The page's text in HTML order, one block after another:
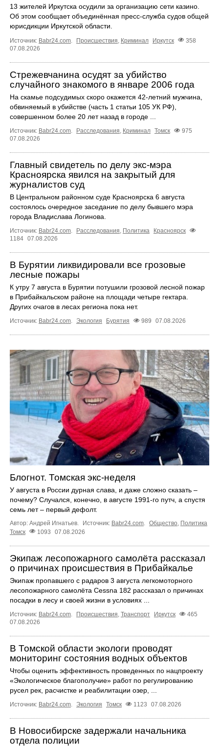
13 жителей Иркутска осудили за организацию сети казино.
Об этом сообщает объединённая пресс‑служба судов общей
юрисдикции Иркутской области.
Источник: Babr24.com Происшествия Криминал Иркутск
358
07.08.2026
Стрежевчанина осудят за убийство
случайного знакомого в январе 2006 года
На скамье подсудимых скоро окажется 42-летний мужчина,
обвиняемый в убийстве (часть 1 статьи 105 УК РФ),
совершенном более 20 лет назад в городе ...
Источник: Babr24.com Расследования Криминал Томск
975
07.08.2026
Главный свидетель по делу экс-мэра
Красноярска явился на закрытый для
журналистов суд
В Центральном районном суде Красноярска 6 августа
состоялось очередное заседание по делу бывшего мэра
города Владислава Логинова.
Источник: Babr24.com Расследования Политика
Красноярск
1184 07.08.2026
В Бурятии ликвидировали все грозовые
лесные пожары
К утру 7 августа в Бурятии потушили грозовой лесной пожар
в Прибайкальском районе на площади четыре гектара.
Других очагов в лесах региона пока нет.
Источник: Babr24.com. Экология Бурятия 989 07.08.2026
Блогнот. Томская экс-неделя
У августа в России дурная слава, и даже сложно сказать –
почему? Случался, конечно, в августе 1991-го путч, а спустя
семь лет – первый дефолт.
Автор: Андрей Игнатьев. Источник: Babr24.com. Общество, Политика
Томск
1093 07.08.2026
Экипаж лесопожарного самолёта рассказал
о причинах происшествия в Прибайкалье
Экипаж пропавшего с радаров 3 августа легкомоторного
лесопожарного самолёта Cessna 182 рассказал о причинах
посадки в лесу и своей жизни в условиях ...
Источник: Babr24.com Происшествия Транспорт Иркутск
465
07.08.2026
В Томской области экологи проводят
мониторинг состояния водных объектов
Чтобы оценить эффективность проведенных по нацпроекту
«Экологическое благополучие» работ по регулированию
русел рек, расчистке и реабилитации озер, ...
Источник: Babr24.com. Экология Томск 1123 07.08.2026
В Новосибирске задержали начальника
отдела полиции